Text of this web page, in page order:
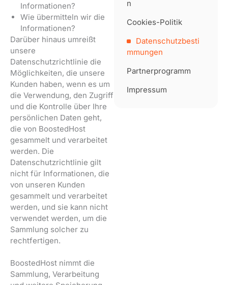
n
Cookies-Politik
Datenschutzbesti
mmungen
Partnerprogramm
Impressum
Informationen?
Wie übermitteln wir die
Informationen?
Darüber hinaus umreißt
unsere
Datenschutzrichtlinie die
Möglichkeiten, die unsere
Kunden haben, wenn es um
die Verwendung, den Zugriff
und die Kontrolle über Ihre
persönlichen Daten geht,
die von BoostedHost
gesammelt und verarbeitet
werden. Die
Datenschutzrichtlinie gilt
nicht für Informationen, die
von unseren Kunden
gesammelt und verarbeitet
werden, und sie kann nicht
verwendet werden, um die
Sammlung solcher zu
rechtfertigen.
BoostedHost nimmt die
Sammlung, Verarbeitung